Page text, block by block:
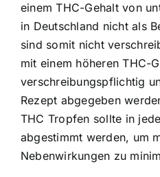
einem THC-Gehalt von
in Deutschland nicht als
sind somit nicht
mit einem höheren THC-
verschreibungspflichtig
Rezept abgegeben
THC Tropfen sollte in
abgestimmt werden, um
Nebenwirkungen zu